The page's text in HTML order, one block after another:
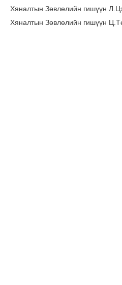
Хяналтын Зөвлөлийн гишүүн
Хяналтын Зөвлөлийн гишүүн